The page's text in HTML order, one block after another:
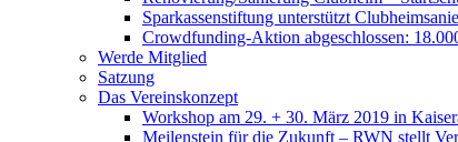
Sparkassenstiftung unterstützt
Crowdfunding-Aktion abgeschlossen:
Werde Mitglied
Satzung
Das Vereinskonzept
Workshop am 29. + 30. März 2019 in
Meilenstein für die Zukunft – RWN stellt